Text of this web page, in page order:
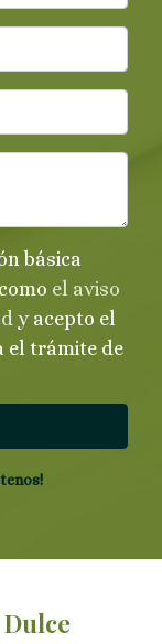
de datos asi como el aviso
y acepto el
el trámite de